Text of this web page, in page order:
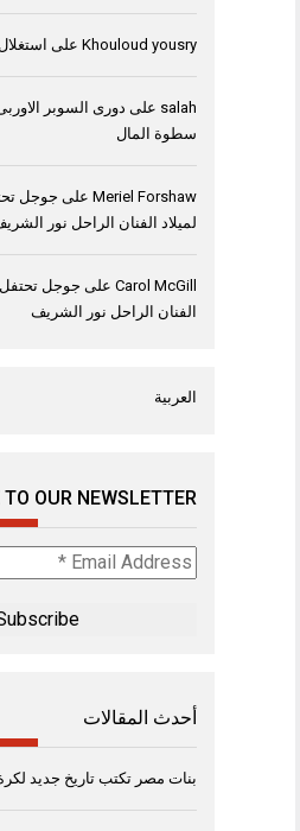
Khouloud yousry على استغلال
salah على دورى السوبر
سطوة المال
Meriel Forshaw على
لميلاد الفنان الراحل نور
Carol McGill على
الفنان الراحل نور الشريف
العربية
OUR NEWSLETTER
Email
Address
أحدث المقالات
بنات مصر تكتب تاريخ جديد